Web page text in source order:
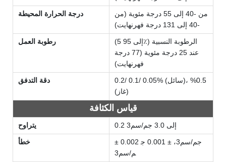
درجة الحرارة المحيطة
من -40 إلى 55 درجة مئوية (من
-40 إلى 131 درجة فهرنهايت)
رطوبة العمل
(5 إلى 95٪) الرطوبة النسبية
عند 25 درجة مئوية (77 درجة
فهرنهايت)
دقة التدفق
0.2/ 0.1/ 0.05% (سائل)، 0.5%
(غاز)
قياس الكثافة
يتراوح 0.2 إلى 3.0 جم/سم3
خطأ
± 0.002 جم/سم3، ± 0.001 ج
م/سم3